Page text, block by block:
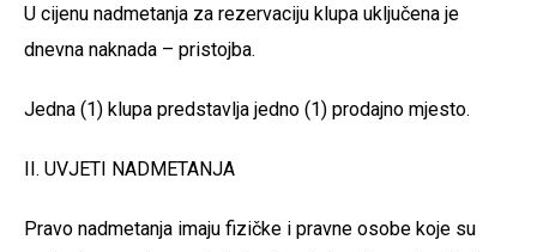
U cijenu nadmetanja za rezervaciju klupa uključena je
dnevna naknada – pristojba.
Jedna (1) klupa predstavlja jedno (1) prodajno mjesto.
II. UVJETI NADMETANJA
Pravo nadmetanja imaju fizičke i pravne osobe koje su